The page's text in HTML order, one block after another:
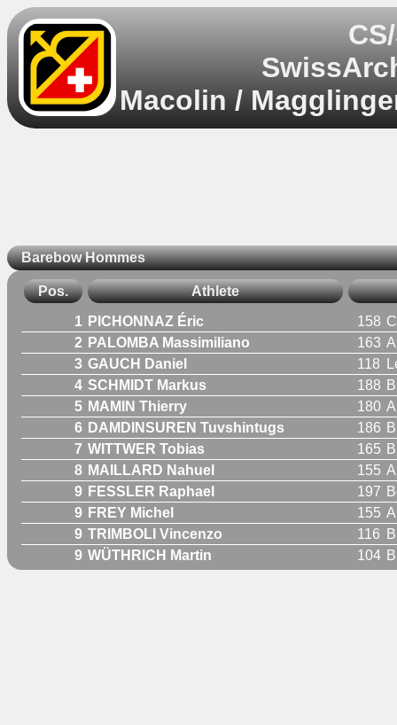
Macolin /
Barebow Hommes
Pos. Athlete
1 PICHONNAZ Éric 158
2 PALOMBA Massimiliano 163
3 GAUCH Daniel 118
4 SCHMIDT Markus 188
5 MAMIN Thierry 180
6 DAMDINSUREN Tuvshintugs 186
7 WITTWER Tobias 165
8 MAILLARD Nahuel 155
9 FESSLER Raphael 197
9 FREY Michel 155
9 TRIMBOLI Vincenzo 116
9 WÜTHRICH Martin 104